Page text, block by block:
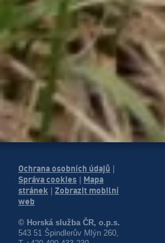
Ochrana osobních údajů
Správa cookies
Mapa
stránek
Zobrazit mobilní
web
© Horská služba ČR, o.p.s.
543 51 Špindlerův Mlýn 260,